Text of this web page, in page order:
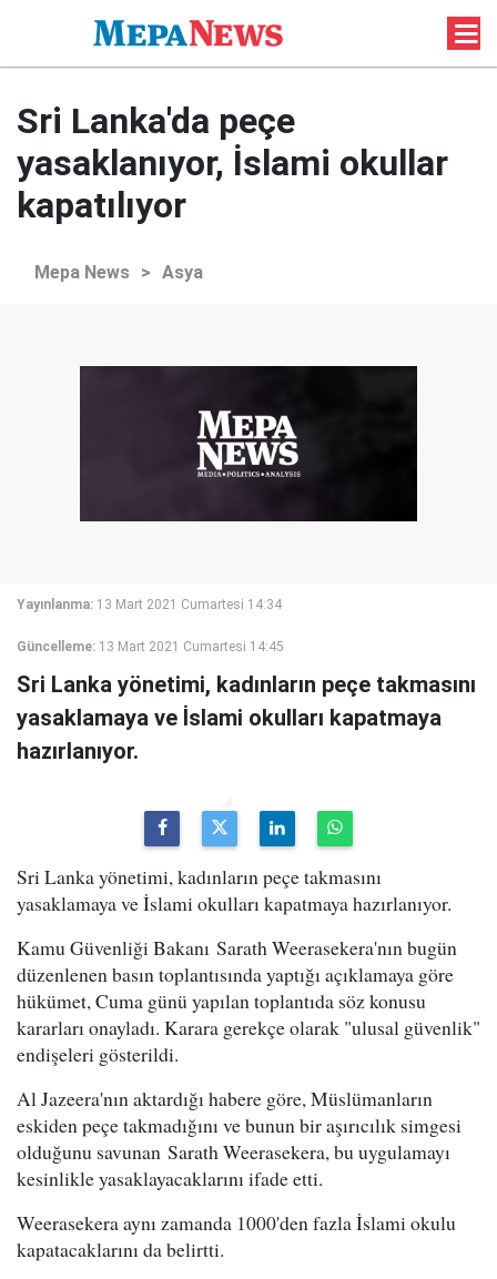
Sri Lanka'da peçe
yasaklanıyor, İslami okullar
kapatılıyor
Mepa News > Asya
Yayınlanma: 13 Mart 2021 Cumartesi 14:34
Güncelleme: 13 Mart 2021 Cumartesi 14:45
Sri Lanka yönetimi, kadınların peçe takmasını
yasaklamaya ve İslami okulları kapatmaya
hazırlanıyor.
Sri Lanka yönetimi, kadınların peçe takmasını
yasaklamaya ve İslami okulları kapatmaya hazırlanıyor.
Kamu Güvenliği Bakanı Sarath Weerasekera'nın bugün
düzenlenen basın toplantısında yaptığı açıklamaya göre
hükümet, Cuma günü yapılan toplantıda söz konusu
kararları onayladı. Karara gerekçe olarak "ulusal güvenlik"
endişeleri gösterildi.
Al Jazeera'nın aktardığı habere göre, Müslümanların
eskiden peçe takmadığını ve bunun bir aşırıcılık simgesi
olduğunu savunan Sarath Weerasekera, bu uygulamayı
kesinlikle yasaklayacaklarını ifade etti.
Weerasekera aynı zamanda 1000'den fazla İslami okulu
kapatacaklarını da belirtti.